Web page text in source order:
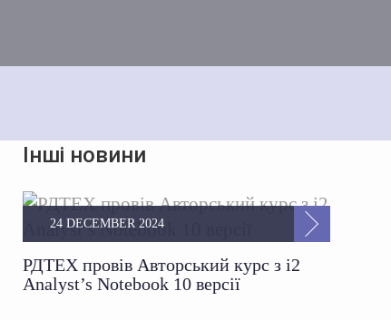
Інші новини
РДТЕХ провів Авторський курс з i2
Analyst’s Notebook 10 версії
24 DECEMBER 2024